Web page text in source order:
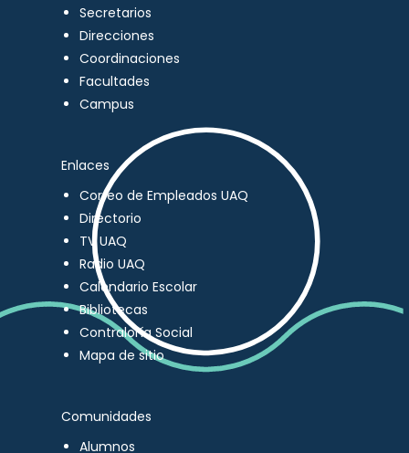
Secretarios
Direcciones
Coordinaciones
Facultades
Campus
Enlaces
Correo de Empleados UAQ
Directorio
TV UAQ
Radio UAQ
Calendario Escolar
Bibliotecas
Contraloría Social
Mapa de sitio
Comunidades
Alumnos